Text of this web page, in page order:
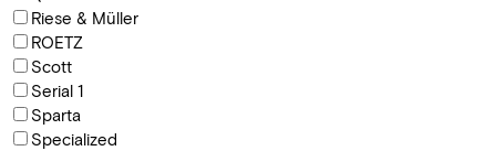
Riese & Müller
ROETZ
Scott
Serial 1
Sparta
Specialized